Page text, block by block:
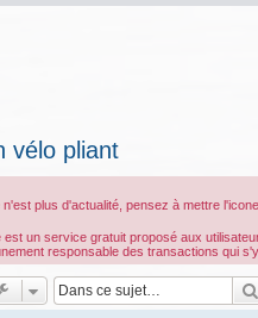
vélo pliant
plus d'actualité, pensez à mettre
un service gratuit proposé aux
responsable des transactions qui